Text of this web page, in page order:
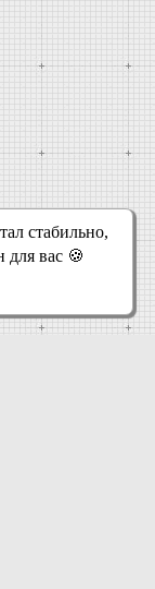
стабильно,
для вас 🍪